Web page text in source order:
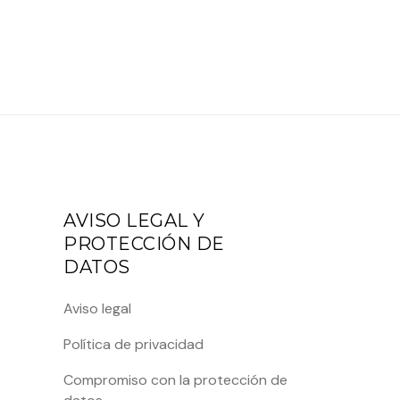
AVISO LEGAL Y
PROTECCIÓN DE
DATOS
Aviso legal
Política de privacidad
Compromiso con la protección de